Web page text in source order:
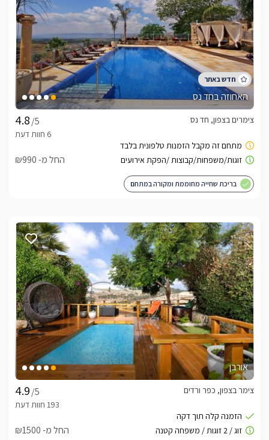
האחוזה בחד נס
/5
צימרים בצפון, חד נס
החל מ- ₪990
בריכת שחייה מחוממת ומקורה במתחם
אורבן
/5
צימר בצפון, כפר ורדים
החל מ- ₪1500